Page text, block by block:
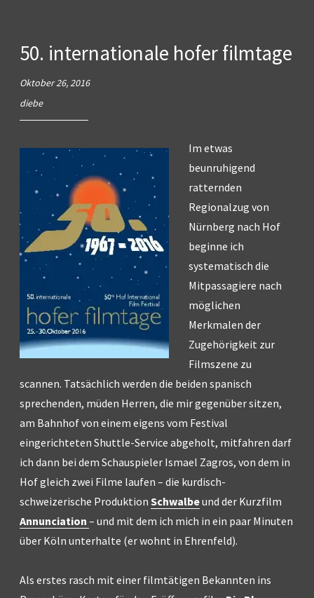
50. internationale hofer filmtage
Oktober 26, 2016
diebe
Im etwas
beunruhigend
ratternden
Regionalzug von
Nürnberg nach Hof
beginne ich
systematisch die
Mitpassagiere nach
möglichen
Merkmalen der
Zugehörigkeit zur
Filmszene zu
scannen. Tatsächlich werden die beiden spanisch
sprechenden, müden Herren, die mir gegenüber sitzen,
am Bahnhof von einem eigens vom Festival
eingerichteten Shuttle-Service abgeholt, mitfahren darf
ich dann bei dem Schauspieler Ismael Zagros, von dem in
Hof gleich zwei Filme laufen – die kurdisch-
schweizerische Produktion Schwalbeund der Kurzfilm
Annunciation – und mit dem ich mich in ein paar Minuten
über Köln unterhalte (er wohnt in Ehrenfeld).
Als erstes rasch mit einer filmtätigen Bekannten ins